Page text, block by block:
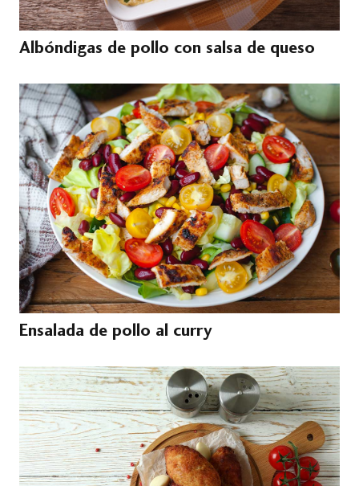
Albóndigas de pollo con salsa de queso
Ensalada de pollo al curry